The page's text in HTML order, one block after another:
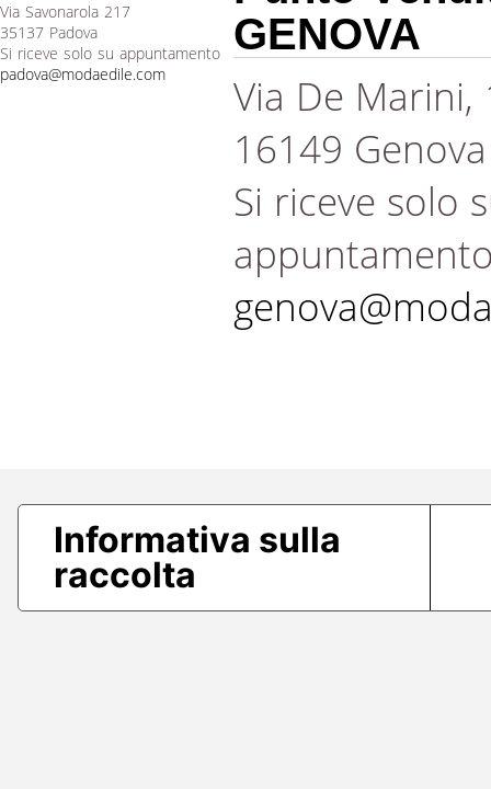
Via Savonarola 217
35137 Padova
Si riceve solo su appuntamento
padova@modaedile.com
GENOVA
Via De Marini,
16149 Genova
Si riceve solo
Informativa sulla
raccolta